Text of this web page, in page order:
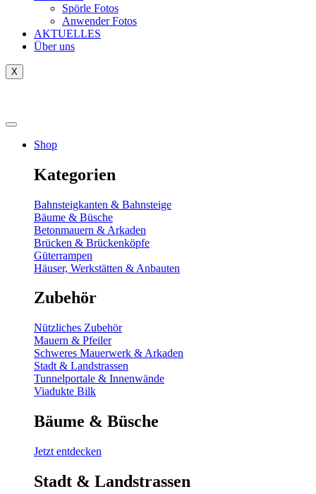
Spörle Fotos
Anwender Fotos
AKTUELLES
Über uns
X
Shop
Kategorien
Bahnsteigkanten & Bahnsteige
Bäume & Büsche
Betonmauern & Arkaden
Brücken & Brückenköpfe
Güterrampen
Häuser, Werkstätten & Anbauten
Zubehör
Nützliches Zubehör
Mauern & Pfeiler
Schweres Mauerwerk & Arkaden
Stadt & Landstrassen
Tunnelportale & Innenwände
Viadukte Bilk
Bäume & Büsche
Jetzt entdecken
Stadt & Landstrassen